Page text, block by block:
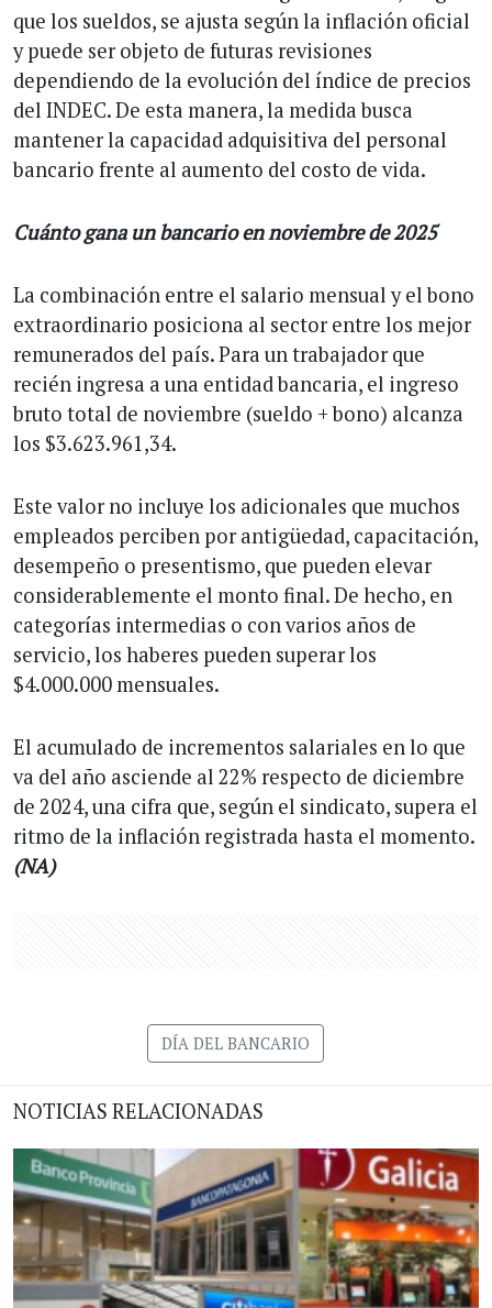
que los sueldos, se ajusta según la inflación oficial
y puede ser objeto de futuras revisiones
dependiendo de la evolución del índice de precios
del INDEC. De esta manera, la medida busca
mantener la capacidad adquisitiva del personal
bancario frente al aumento del costo de vida.
Cuánto gana un bancario en noviembre de 2025
La combinación entre el salario mensual y el bono
extraordinario posiciona al sector entre los mejor
remunerados del país. Para un trabajador que
recién ingresa a una entidad bancaria, el ingreso
bruto total de noviembre (sueldo + bono) alcanza
los $3.623.961,34.
Este valor no incluye los adicionales que muchos
empleados perciben por antigüedad, capacitación,
desempeño o presentismo, que pueden elevar
considerablemente el monto final. De hecho, en
categorías intermedias o con varios años de
servicio, los haberes pueden superar los
$4.000.000 mensuales.
El acumulado de incrementos salariales en lo que
va del año asciende al 22% respecto de diciembre
de 2024, una cifra que, según el sindicato, supera el
ritmo de la inflación registrada hasta el momento.
(NA)
DÍA DEL BANCARIO
NOTICIAS RELACIONADAS